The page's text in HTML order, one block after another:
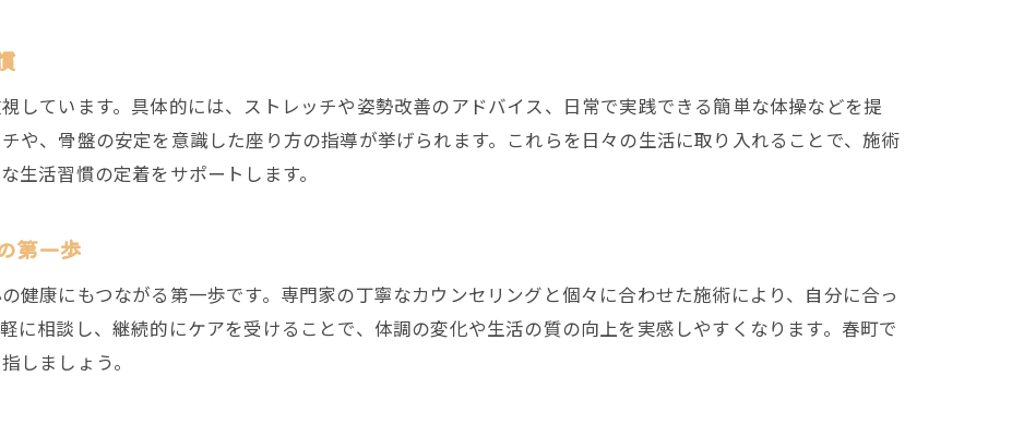
整骨院で実現する子連れでも快適な施術環境
女性目線で選ぶ整骨院のポイントを解説
女性や子連れの方も整骨院で気軽に健康ケア
国家資格者による丁寧な施術が支持される理由
しています。具体的には、ストレッチや姿勢改善のアドバイス、日常で実践できる簡単な体操などを提
や、骨盤の安定を意識した座り方の指導が挙げられます。これらを日々の生活に取り入れることで、施術
生活習慣の定着をサポートします。
第一歩
健康にもつながる第一歩です。専門家の丁寧なカウンセリングと個々に合わせた施術により、自分に合っ
に相談し、継続的にケアを受けることで、体調の変化や生活の質の向上を実感しやすくなります。春町で
しましょう。
ご予約はこちら
ご予約はこちら